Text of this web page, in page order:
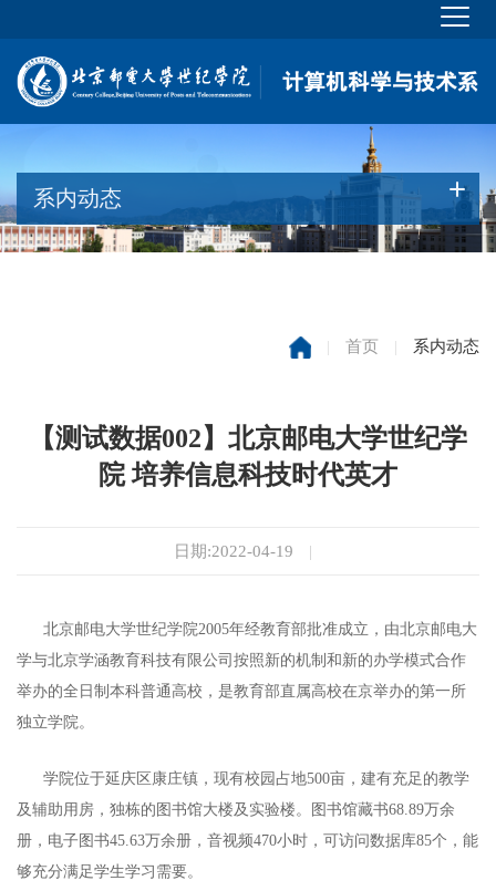
系内动态
| 首页 | 系内动态
【测试数据002】北京邮电大学世纪学
院 培养信息科技时代英才
日期:2022-04-19 |
北京邮电大学世纪学院2005年经教育部批准成立，由北京邮电大
学与北京学涵教育科技有限公司按照新的机制和新的办学模式合作
举办的全日制本科普通高校，是教育部直属高校在京举办的第一所
独立学院。
学院位于延庆区康庄镇，现有校园占地500亩，建有充足的教学
及辅助用房，独栋的图书馆大楼及实验楼。图书馆藏书68.89万余
册，电子图书45.63万余册，音视频470小时，可访问数据库85个，能
够充分满足学生学习需要。